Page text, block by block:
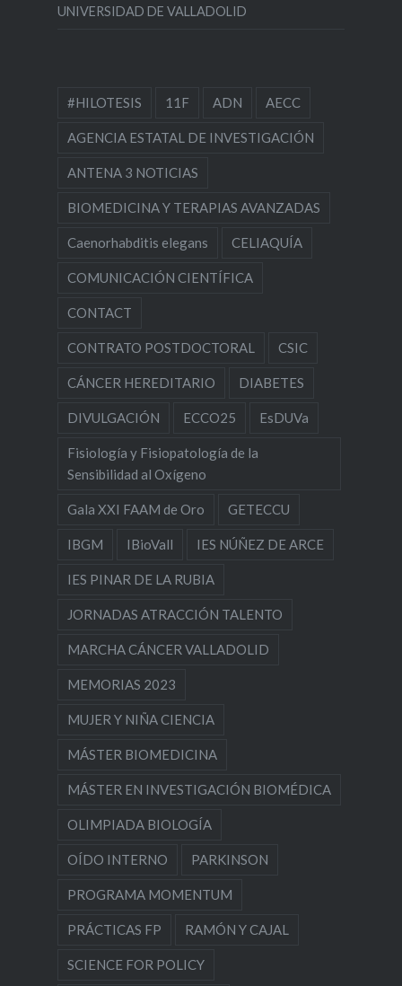
UNIVERSIDAD DE VALLADOLID
#HILOTESIS 11F ADN AECC
AGENCIA ESTATAL DE INVESTIGACIÓN
ANTENA 3 NOTICIAS
BIOMEDICINA Y TERAPIAS AVANZADAS
Caenorhabditis elegans CELIAQUÍA
COMUNICACIÓN CIENTÍFICA
CONTACT
CONTRATO POSTDOCTORAL CSIC
CÁNCER HEREDITARIO DIABETES
DIVULGACIÓN ECCO25 EsDUVa
Fisiología y Fisiopatología de la
Sensibilidad al Oxígeno
Gala XXI FAAM de Oro GETECCU
IBGM IBioVall IES NÚÑEZ DE ARCE
IES PINAR DE LA RUBIA
JORNADAS ATRACCIÓN TALENTO
MARCHA CÁNCER VALLADOLID
MEMORIAS 2023
MUJER Y NIÑA CIENCIA
MÁSTER BIOMEDICINA
MÁSTER EN INVESTIGACIÓN BIOMÉDICA
OLIMPIADA BIOLOGÍA
OÍDO INTERNO PARKINSON
PROGRAMA MOMENTUM
PRÁCTICAS FP RAMÓN Y CAJAL
SCIENCE FOR POLICY